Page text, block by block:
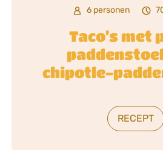
6 personen
Taco's met
chipotle-
RECEPT